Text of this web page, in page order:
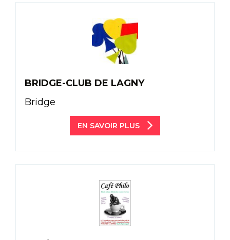
BRIDGE-CLUB DE LAGNY
Bridge
EN SAVOIR PLUS